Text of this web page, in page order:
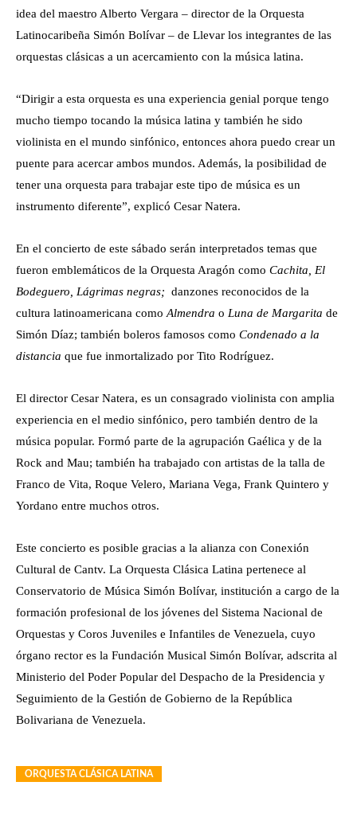
idea del maestro Alberto Vergara – director de la Orquesta
Latinocaribeña Simón Bolívar – de Llevar los integrantes de las
orquestas clásicas a un acercamiento con la música latina.
“Dirigir a esta orquesta es una experiencia genial porque tengo
mucho tiempo tocando la música latina y también he sido
violinista en el mundo sinfónico, entonces ahora puedo crear un
puente para acercar ambos mundos. Además, la posibilidad de
tener una orquesta para trabajar este tipo de música es un
instrumento diferente”, explicó Cesar Natera.
En el concierto de este sábado serán interpretados temas que
fueron emblemáticos de la Orquesta Aragón como Cachita, El
Bodeguero, Lágrimas negras; danzones reconocidos de la
cultura latinoamericana comoAlmendra o Luna de Margarita de
Simón Díaz; también boleros famosos como Condenado a la
distancia que fue inmortalizado por Tito Rodríguez.
El director Cesar Natera, es un consagrado violinista con amplia
experiencia en el medio sinfónico, pero también dentro de la
música popular. Formó parte de la agrupación Gaélica y de la
Rock and Mau; también ha trabajado con artistas de la talla de
Franco de Vita, Roque Velero, Mariana Vega, Frank Quintero y
Yordano entre muchos otros.
Este concierto es posible gracias a la alianza con Conexión
Cultural de Cantv. La Orquesta Clásica Latina pertenece al
Conservatorio de Música Simón Bolívar, institución a cargo de la
formación profesional de los jóvenes del Sistema Nacional de
Orquestas y Coros Juveniles e Infantiles de Venezuela, cuyo
órgano rector es la Fundación Musical Simón Bolívar, adscrita al
Ministerio del Poder Popular del Despacho de la Presidencia y
Seguimiento de la Gestión de Gobierno de la República
Bolivariana de Venezuela.
ORQUESTA CLÁSICA LATINA